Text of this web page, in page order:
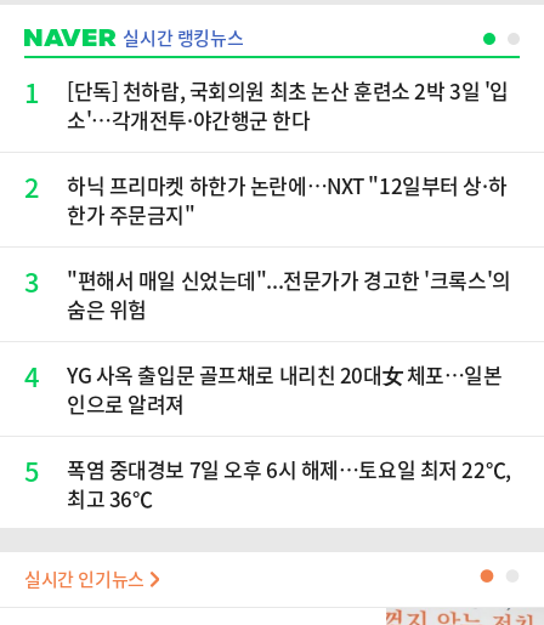
실시간 랭킹뉴스
1
[단독] 천하람, 국회의원 최초 논산 훈련소 2박 3일 '입
소'…각개전투·야간행군 한다
2
하닉 프리마켓 하한가 논란에…NXT "12일부터 상·하
한가 주문금지"
3
"편해서 매일 신었는데"...전문가가 경고한 '크록스'의
숨은 위험
4
YG 사옥 출입문 골프채로 내리친 20대女 체포…일본
인으로 알려져
5
폭염 중대경보 7일 오후 6시 해제…토요일 최저 22℃,
최고 36℃
실시간 인기뉴스 ●